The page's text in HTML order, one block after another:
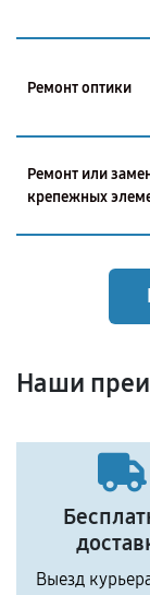
Ремонт оптики
Ремонт или
крепежных
Наши
Выезд